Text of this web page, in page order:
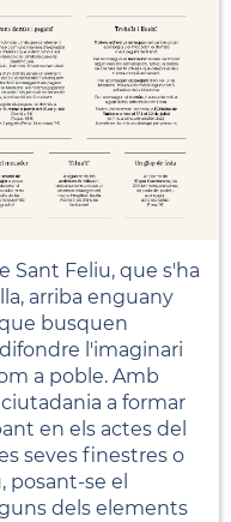
Sant Feliu, que s'ha
arriba enguany
busquen
l'imaginari
a poble. Amb
a formar
en els actes del
seves finestres o
posant-se el
dels elements